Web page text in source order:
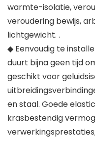
warmte-isolatie,
veroudering bewijs,
lichtgewicht. .
◆ Eenvoudig te
duurt bijna geen tijd
geschikt voor
en staal. Goede
krasbestendig